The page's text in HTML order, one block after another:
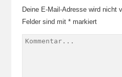
Deine E-Mail-Adresse wird nicht
Felder sind mit *markiert